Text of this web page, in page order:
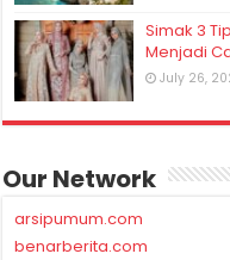
Simak 3
Menjadi
July 26,
Our Network
arsipumum.com
benarberita.com